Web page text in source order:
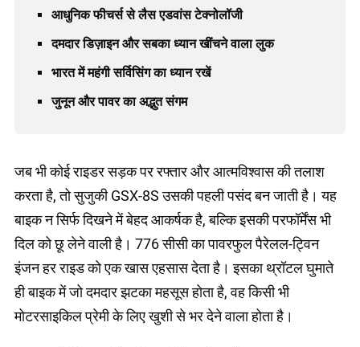
आधुनिक फीचर्स से लैस एडवांस टेक्नोलॉजी
दमदार डिज़ाइन और सबका ध्यान खींचने वाला लुक
भारत में महंगी सर्विसिंग का ध्यान रखें
जुनून और पावर का अद्भुत संगम
जब भी कोई राइडर सड़क पर रफ्तार और आत्मविश्वास की तलाश
करता है, तो सुजुकी GSX-8S उसकी पहली पसंद बन जाती है। यह
बाइक न सिर्फ दिखने में बेहद आकर्षक है, बल्कि इसकी परफॉर्मेंस भी
दिल को छू लेने वाली है। 776 सीसी का पावरफुल पैरेलल-ट्विन
इंजन हर राइड को एक खास एहसास देता है। इसका थ्रॉटल घुमाते
ही बाइक में जो दमदार झटका महसूस होता है, वह किसी भी
मोटरसाइकिल प्रेमी के लिए खुशी से भर देने वाला होता है।